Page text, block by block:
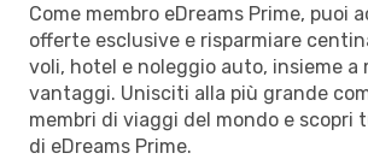
Come membro eDreams Prime, puoi
offerte esclusive e risparmiare
voli, hotel e noleggio auto, insieme a
vantaggi. Unisciti alla più grande
membri di viaggi del mondo e
di eDreams Prime.